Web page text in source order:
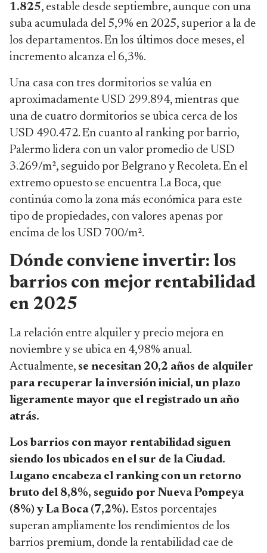
1.825, estable desde septiembre, aunque con una
suba acumulada del 5,9% en 2025, superior a la de
los departamentos. En los últimos doce meses, el
incremento alcanza el 6,3%.
Una casa con tres dormitorios se valúa en
aproximadamente USD 299.894, mientras que
una de cuatro dormitorios se ubica cerca de los
USD 490.472. En cuanto al ranking por barrio,
Palermo lidera con un valor promedio de USD
3.269/m², seguido por Belgrano y Recoleta. En el
extremo opuesto se encuentra La Boca, que
continúa como la zona más económica para este
tipo de propiedades, con valores apenas por
encima de los USD 700/m².
Dónde conviene invertir: los
barrios con mejor rentabilidad
en 2025
La relación entre alquiler y precio mejora en
noviembre y se ubica en 4,98% anual.
Actualmente, se necesitan 20,2 años de alquiler
para recuperar la inversión inicial, un plazo
ligeramente mayor que el registrado un año
atrás.
Los barrios con mayor rentabilidad siguen
siendo los ubicados en el sur de la Ciudad.
Lugano encabeza el ranking con un retorno
bruto del 8,8%, seguido por Nueva Pompeya
(8%) y La Boca (7,2%). Estos porcentajes
superan ampliamente los rendimientos de los
barrios premium, donde la rentabilidad cae de